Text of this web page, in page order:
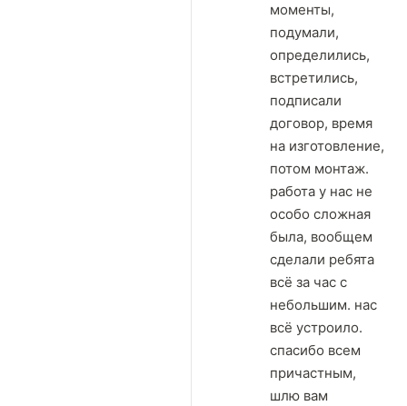
моменты,
подумали,
определились,
встретились,
подписали
договор, время
на изготовление,
потом монтаж.
работа у нас не
особо сложная
была, вообщем
сделали ребята
всё за час с
небольшим. нас
всё устроило.
спасибо всем
причастным,
шлю вам